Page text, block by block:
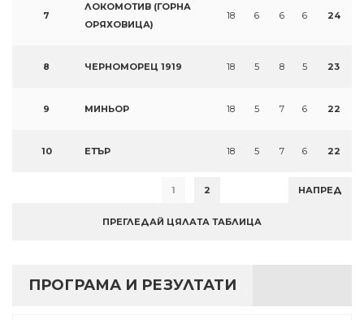
7
ЛОКОМОТИВ (ГОРНА
ОРЯХОВИЦА)
18 6 6 6 24
8 ЧЕРНОМОРЕЦ 1919 18 5 8 5 23
9 МИНЬОР 18 5 7 6 22
10 ЕТЪР 18 5 7 6 22
1 2 НАПРЕД
ПРЕГЛЕДАЙ ЦЯЛАТА ТАБЛИЦА
ПРОГРАМА И РЕЗУЛТАТИ